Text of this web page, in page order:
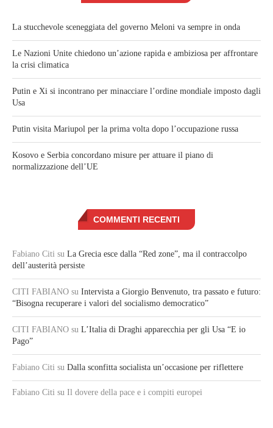
La stucchevole sceneggiata del governo Meloni va sempre in onda
Le Nazioni Unite chiedono un’azione rapida e ambiziosa per affrontare
la crisi climatica
Putin e Xi si incontrano per minacciare l’ordine mondiale imposto dagli
Usa
Putin visita Mariupol per la prima volta dopo l’occupazione russa
Kosovo e Serbia concordano misure per attuare il piano di
normalizzazione dell’UE
COMMENTI RECENTI
Fabiano Citi su La Grecia esce dalla “Red zone”, ma il contraccolpo
dell’austerità persiste
CITI FABIANO su Intervista a Giorgio Benvenuto, tra passato e futuro:
“Bisogna recuperare i valori del socialismo democratico”
CITI FABIANO su L’Italia di Draghi apparecchia per gli Usa “E io
Pago”
Fabiano Citi su Dalla sconfitta socialista un’occasione per riflettere
Fabiano Citi su Il dovere della pace e i compiti europei